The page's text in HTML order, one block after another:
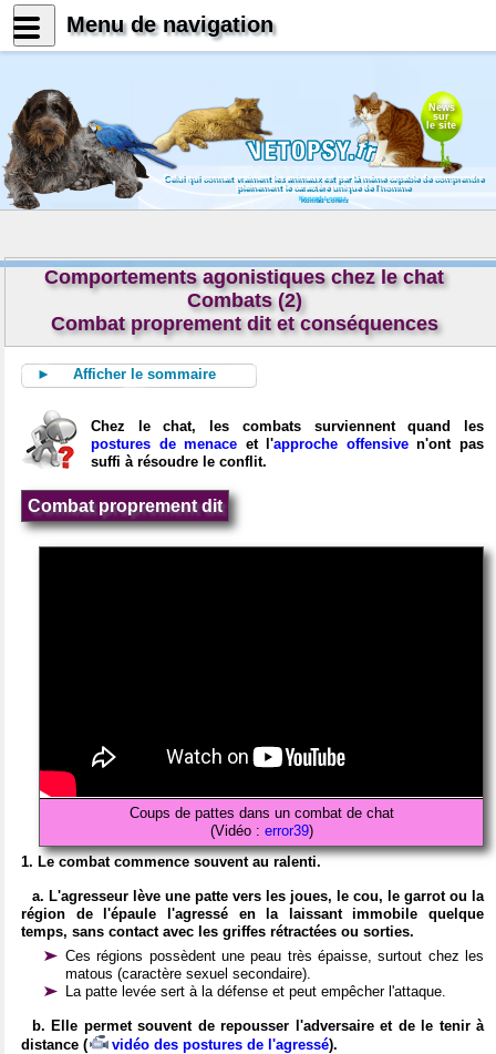
News
sur
le site
Celui qui connait vraiment les animaux est par là même capable de comprendre
pleinement le caractère unique de l'homme
Konrad Lorenz
Comportements agonistiques chez le chat
Combats (2)
Combat proprement dit et conséquences
► Afficher le sommaire
Chez le chat, les combats surviennent quand les
postures de menace et l'approche offensiven'ont pas
suffi à résoudre le conflit.
Combat proprement dit
Coups de pattes dans un combat de chat
(Vidéo : error39)
1. Le combat commence souvent au ralenti.
a. L'agresseur lève une patte vers les joues, le cou, le garrot ou la
région de l'épaule l'agressé en la laissant immobile quelque
temps, sans contact avec les griffes rétractées ou sorties.
Ces régions possèdent une peau très épaisse, surtout chez les
matous (caractère sexuel secondaire).
La patte levée sert à la défense et peut empêcher l'attaque.
b. Elle permet souvent de repousser l'adversaire et de le tenir à
distance (
vidéo des postures de l'agressé).
Menu de navigation